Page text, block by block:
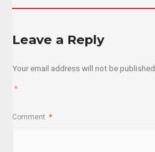
Leave a Reply
Your email address will not be published.
*
Comment *